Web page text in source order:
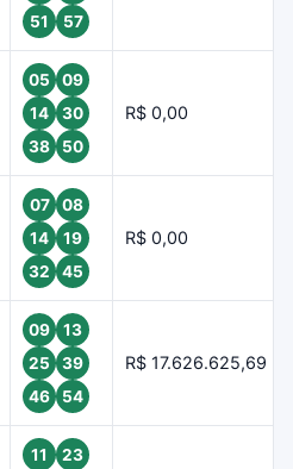
51
57
05
09
14
30
38
50
R$ 0,00
07
08
14
19
32
45
R$ 0,00
09
13
25
39
46
54
R$ 17.626.625,69
11
23